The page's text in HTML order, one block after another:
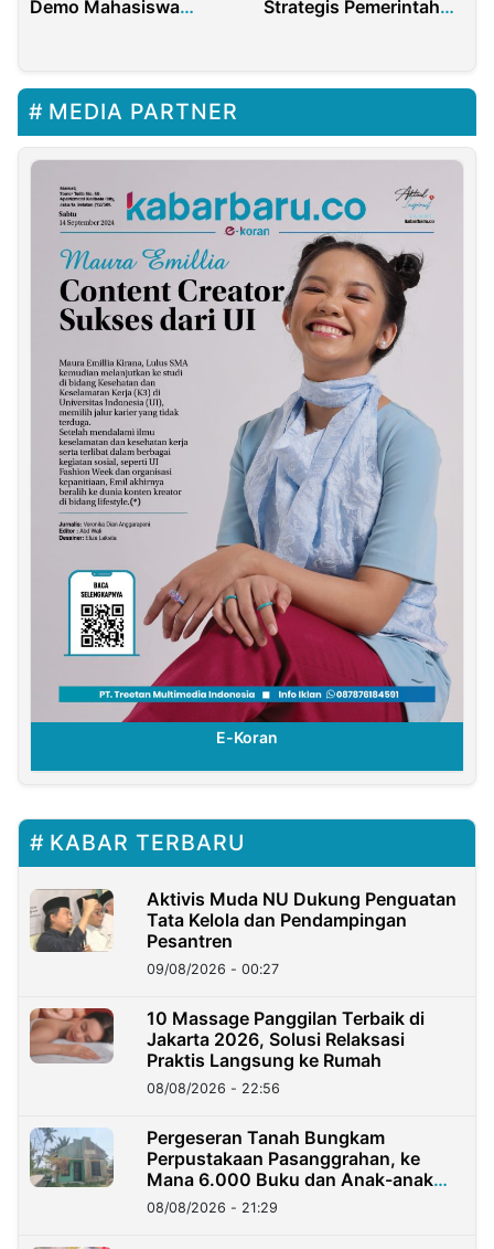
Demo Mahasiswa
Strategis Pemerintah
MEDIA PARTNER
E-Koran
KABAR TERBARU
Aktivis Muda NU Dukung Penguatan
Tata Kelola dan Pendampingan
Pesantren
09/08/2026 - 00:27
10 Massage Panggilan Terbaik di
Jakarta 2026, Solusi Relaksasi
Praktis Langsung ke Rumah
08/08/2026 - 22:56
Pergeseran Tanah Bungkam
Perpustakaan Pasanggrahan, ke
Mana 6.000 Buku dan Anak-anak
Kini?
08/08/2026 - 21:29